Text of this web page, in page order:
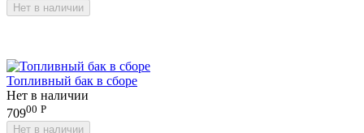
Нет в наличии
Топливный бак в сборе
Нет в наличии
70900 Р
Нет в наличии